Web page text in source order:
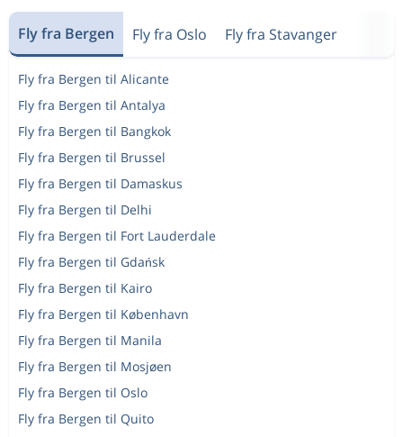
EnkeltreiseBodø
Svolvær
Tur & retur
Helsingfors
Tur & retur Bergen
Molde
EnkeltreiseLondontil
Las Palmas
EnkeltreiseHaugesundtil
København
Nice
EnkeltreiseKøbenhavntil
Haugesund
Tur & returOslotil
Kraków
Enkeltreise
Faro
Enkeltreise Ålesund
Fly fra Bergen Fly fra Oslo Fly fra Stavanger
Fly fra Bergen til Alicante
Fly fra Bergen til Antalya
Fly fra Bergen til Bangkok
Fly fra Bergen til Brussel
Fly fra Bergen til Damaskus
Fly fra Bergen til Delhi
Fly fra Bergen til Fort Lauderdale
Fly fra Bergen til Gdańsk
Fly fra Bergen til Kairo
Fly fra Bergen til København
Fly fra Bergen til Manila
Fly fra Bergen til Mosjøen
Fly fra Bergen til Oslo
Fly fra Bergen til Quito